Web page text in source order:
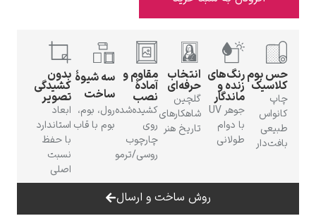
ادگار دگا
لودویگ دویچ
حس بوم
کلاسیک
چاپ
کانواس
طبیعی
بافت‌دار
رنگ‌های
زنده و
ماندگار
جوهر UV
با دوام
طولانی
انتخاب
حرفه‌ای
گلچین
شاهکارهای
تاریخ هنر
مقاوم و
آمادهٔ
نصب
کشیده‌شده
روی
چارچوب
روسی/ترمو
سه شیوهٔ
ساخت
رول، بوم،
بوم با قاب
بدون
کشیدگی
تصویر
ابعاد
استاندارد
با حفظ
نسبت
اصلی
روش ساخت و ارسال